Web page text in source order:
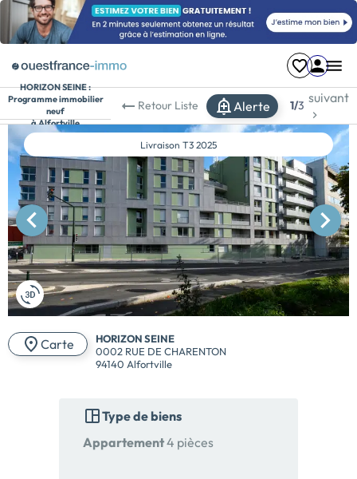
HORIZON SEINE :
Programme immobilier
neuf
à Alfortville
Retour Liste Alerte 1/3
suivant
Livraison T3 2025
Carte
HORIZON SEINE
0002 RUE DE CHARENTON
94140 Alfortville
Type de biens
Appartement4 pièces